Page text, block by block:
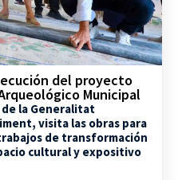
del proyecto
Municipal
la Generalitat
visita las obras para
de transformación
cultural y expositivo